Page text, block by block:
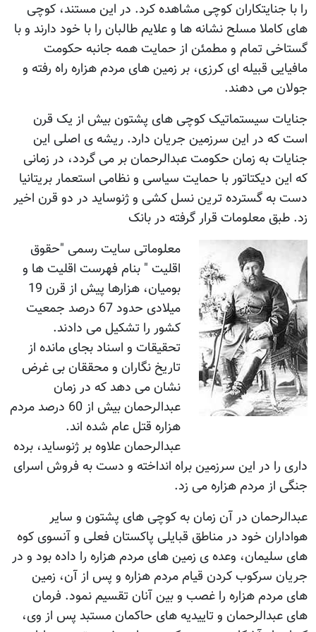
را با جنایتکاران کوچی مشاهده کرد. در این مستند، کوچی
های کاملا مسلح نشانه ها و علایم طالبان را با خود دارند و با
گستاخی تمام و مطمئن از حمایت همه جانبه حکومت
مافیایی قبیله ای کرزی، بر زمین های مردم هزاره راه رفته و
جولان می دهند.
جنایات سیستماتیک کوچی های پشتون بیش از یک قرن
است که در این سرزمین جریان دارد. ریشه ی اصلی این
جنایات به زمان حکومت عبدالرحمان بر می گردد، در زمانی
که این دیکتاتور با حمایت سیاسی و نظامی استعمار بریتانیا
دست به گسترده ترین نسل کشی و ژنوساید در دو قرن اخیر
زد. طبق معلومات قرار گرفته در بانک
معلوماتی سایت رسمی "حقوق
اقلیت " بنام فهرست اقلیت ها و
بومیان، هزارها پیش از قرن 19
میلادی حدود 67 درصد جمعیت
کشور را تشکیل می دادند.
تحقیقات و اسناد بجای مانده از
تاریخ نگاران و محققان بی غرض
نشان می دهد که در زمان
عبدالرحمان بیش از 60 درصد مردم
هزاره قتل عام شده اند.
عبدالرحمان علاوه بر ژنوساید، برده
داری را در این سرزمین براه انداخته و دست به فروش اسرای
جنگی از مردم هزاره می زد.
عبدالرحمان در آن زمان به کوچی های پشتون و سایر
هواداران خود در مناطق قبایلی پاکستان فعلی و آنسوی کوه
های سلیمان، وعده ی زمین های مردم هزاره را داده بود و در
جریان سرکوب کردن قیام مردم هزاره و پس از آن، زمین
های مردم هزاره را غصب و بین آنان تقسیم نمود. فرمان
های عبدالرحمان و تاییدیه های حاکمان مستبد پس از وی،